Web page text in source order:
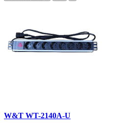
W&T WT-2140A-U